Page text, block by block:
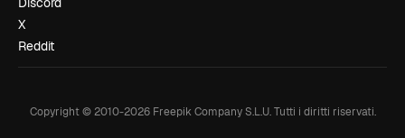
X
Reddit
Copyright © 2010-2026Freepik Company S.L.U. Tutti i diritti riservati.